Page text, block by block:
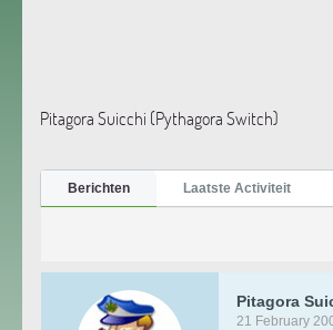
Pitagora Suicchi (Pythagora Switch)
Berichten Laatste Activiteit
Pitagora
21 February